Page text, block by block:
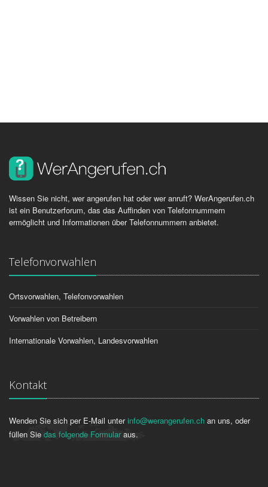
Wissen Sie nicht, wer angerufen hat oder wer anruft? WerAngerufen.ch
ist ein Benutzerforum, das das Auffinden von Telefonnummern
ermöglicht und Informationen über Telefonnummern anbietet.
Telefonvorwahlen
Ortsvorwahlen, Telefonvorwahlen
Vorwahlen von Betreibern
Internationale Vorwahlen, Landesvorwahlen
Kontakt
Wenden Sie sich per E-Mail unterinfo@werangerufen.ch an uns, oder
füllen Sie das folgende Formularaus.